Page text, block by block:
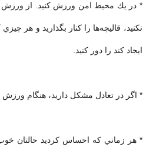
* در يك محيط امن ورزش كنيد. از ورزش
نكنيد، قاليچه‌ها را كنار بگذاريد و
ايجاد كند را دور كنيد.
* اگر در تعادل مشكل داريد، هنگام ورزش
* هر زماني كه احساس كرديد حالتان